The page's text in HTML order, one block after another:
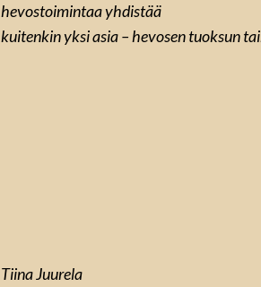
hevostoimintaa yhdistää
kuitenkin yksi asia – hevosen tuoksun
Tiina Juurela